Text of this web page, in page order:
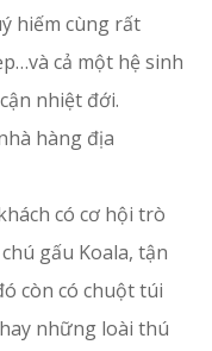
hiếm cùng rất
cả một hệ sinh
nhiệt đới.
hàng địa
có cơ hội trò
gấu Koala, tận
còn có chuột túi
những loài thú